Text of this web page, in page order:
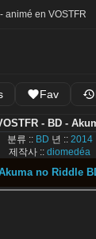
animé en VOSTFR
Fav
- BD -
분류 :: BD 년 :: 2014
제작사 ::diomedéa
no Riddle